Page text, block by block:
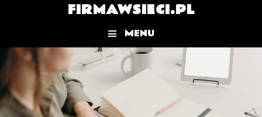
FIRMAWSIECI.PL
MENU
Skip to content